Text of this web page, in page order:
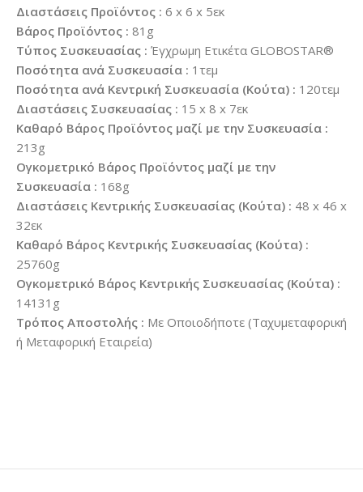
Διαστάσεις Προϊόντος : 6 x 6 x 5εκ
Βάρος Προϊόντος : 81g
Τύπος Συσκευασίας : Έγχρωμη Ετικέτα GLOBOSTAR®
Ποσότητα ανά Συσκευασία : 1τεμ
Ποσότητα ανά Κεντρική Συσκευασία (Κούτα) : 120τεμ
Διαστάσεις Συσκευασίας : 15 x 8 x 7εκ
Καθαρό Βάρος Προϊόντος μαζί με την Συσκευασία :
213g
Ογκομετρικό Βάρος Προϊόντος μαζί με την
Συσκευασία : 168g
Διαστάσεις Κεντρικής Συσκευασίας (Κούτα) : 48 x 46 x
32εκ
Καθαρό Βάρος Κεντρικής Συσκευασίας (Κούτα) :
25760g
Ογκομετρικό Βάρος Κεντρικής Συσκευασίας (Κούτα) :
14131g
Τρόπος Αποστολής : Με Οποιοδήποτε (Ταχυμεταφορική
ή Μεταφορική Εταιρεία)